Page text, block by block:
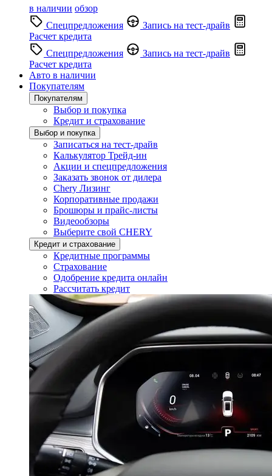
в наличии обзор
Спецпредложения
Запись на тест-драйв
Расчет кредита
Спецпредложения
Запись на тест-драйв
Расчет кредита
Авто в наличии
Покупателям
Покупателям
Выбор и покупка
Кредит и страхование
Выбор и покупка
Записаться на тест-драйв
Калькулятор Трейд-ин
Акции и спецпредложения
Заказать звонок от дилера
Chery Лизинг
Корпоративные продажи
Брошюры и прайс-листы
Видеообзоры
Выберите свой CHERY
Кредит и страхование
Кредитные программы
Страхование
Одобрение кредита онлайн
Рассчитать кредит